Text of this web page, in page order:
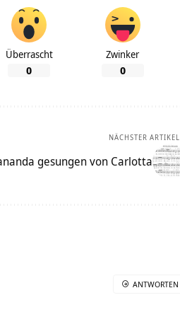
Überrascht
0
Zwinker
0
NÄCHSTER ARTIKEL
gesungen von Carlotta
ANTWORTEN